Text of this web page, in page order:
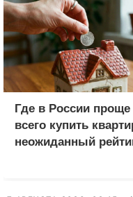
Где в России проще
всего купить
неожиданный